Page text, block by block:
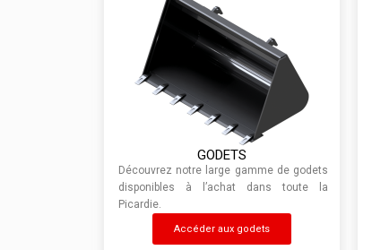
GODETS
Découvrez notre large gamme de godets
disponibles à l’achat dans toute la
Picardie.
Accéder aux godets